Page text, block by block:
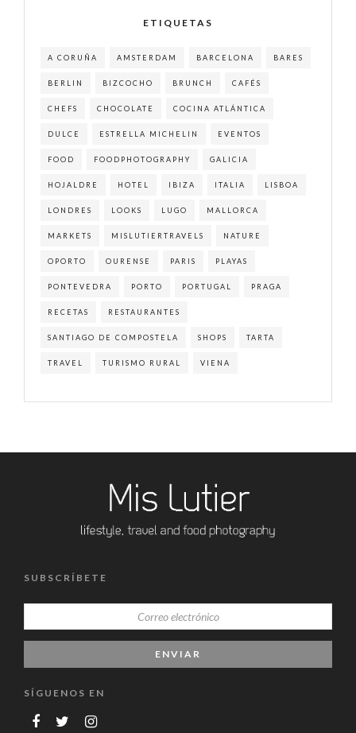
ETIQUETAS
A CORUÑA AMSTERDAM BARCELONA BARES
BERLIN BIZCOCHO BRUNCH CAFÉS
CHEFS CHOCOLATE COCINA ATLÁNTICA
DULCE ESTRELLA MICHELIN EVENTOS
FOOD FOODPHOTOGRAPHY GALICIA
HOJALDRE HOTEL IBIZA ITALIA LISBOA
LONDRES LOOKS LUGO MALLORCA
MARKETS MISLUTIERTRAVELS NATURE
OPORTO OURENSE PARIS PLAYAS
PONTEVEDRA PORTO PORTUGAL PRAGA
RECETAS RESTAURANTES
SANTIAGO DE COMPOSTELA SHOPS TARTA
TRAVEL TURISMO RURAL VIENA
SUBSCRÍBETE
SÍGUENOS EN